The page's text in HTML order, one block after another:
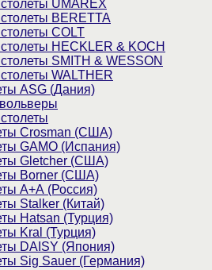
UMAREX
BERETTA
COLT
HECKLER & KOCH
SMITH & WESSON
WALTHER
ASG (Дания)
Crosman (США)
GAMO (Испания)
Gletcher (США)
Borner (США)
А+А (Россия)
Stalker (Китай)
Hatsan (Турция)
Kral (Турция)
DAISY (Япония)
Sig Sauer (Германия)